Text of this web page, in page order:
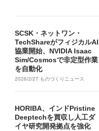
SCSK・ネットワン・
TechShareがフィジカルAI
協業開始、NVIDIA Isaac
Sim/Cosmosで非定型作業
を自動化
2026/2/27 ものづくりニュース
HORIBA、インドPristine
Deeptechを買収し人工ダ
イヤ研究開発拠点を強化